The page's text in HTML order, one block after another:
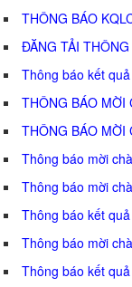
THÔNG BÁO
ĐĂNG TẢI
Thông báo kết
THÔNG BÁO MỜI
THÔNG BÁO MỜI
Thông báo mời
Thông báo mời
Thông báo kết
Thông báo mời
Thông báo kết